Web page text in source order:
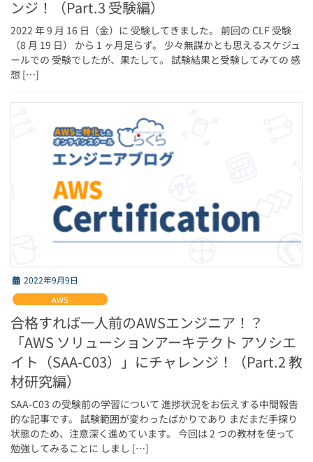
ンジ！（Part.3 受験編）
2022 年 9 月 16 日（金）に 受験してきました。 前回の CLF 受験
（8 月 19 日） から 1 ヶ月足らず。 少々無謀かとも思えるスケジュ
ールでの 受験でしたが、果たして。 試験結果と受験してみての 感
想 […]
2022年9月9日
AWS
合格すれば一人前のAWSエンジニア！？
「AWS ソリューションアーキテクト アソシエ
イト（SAA-C03）」にチャレンジ！（Part.2 教
材研究編）
SAA-C03 の受験前の学習について 進捗状況をお伝えする中間報告
的な記事です。 試験範囲が変わったばかりであり まだまだ手探り
状態のため、注意深く進めています。 今回は 2 つの教材を使って
勉強してみることに しまし […]